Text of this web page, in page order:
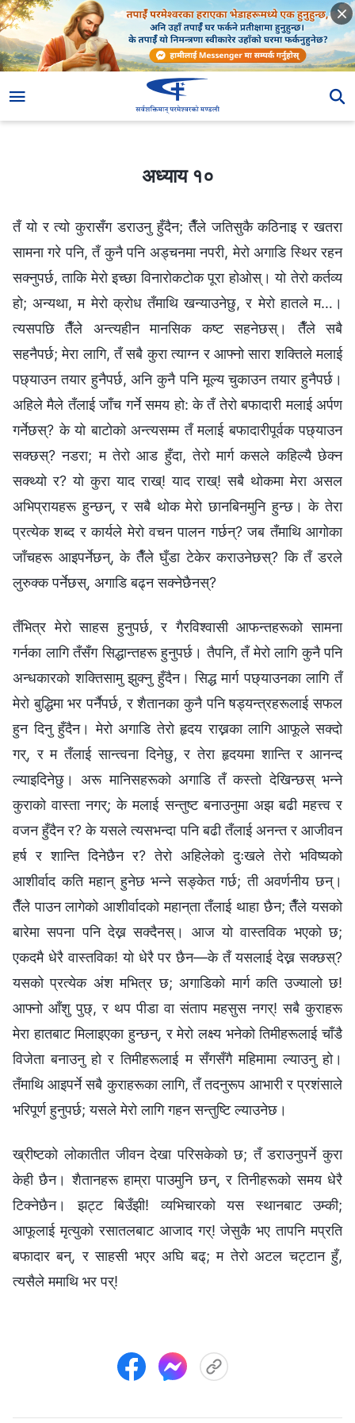
अध्याय १०
तँ यो र त्यो कुरासँग डराउनु हुँदैन; तैँले जतिसुकै कठिनाइ र खतरा
सामना गरे पनि, तँ कुनै पनि अड्चनमा नपरी, मेरो अगाडि स्थिर रहन
सक्नुपर्छ, ताकि मेरो इच्छा विनारोकटोक पूरा होओस्। यो तेरो कर्तव्य
हो; अन्यथा, म मेरो क्रोध तँमाथि खन्याउनेछु, र मेरो हातले म…।
त्यसपछि तैँले अन्त्यहीन मानसिक कष्ट सहनेछस्। तैँले सबै
सहनैपर्छ; मेरा लागि, तँ सबै कुरा त्याग्‍न र आफ्नो सारा शक्तिले मलाई
पछ्याउन तयार हुनैपर्छ, अनि कुनै पनि मूल्य चुकाउन तयार हुनैपर्छ।
अहिले मैले तँलाई जाँच गर्ने समय हो: के तँ तेरो बफादारी मलाई अर्पण
गर्नेछस्? के यो बाटोको अन्त्यसम्म तँ मलाई बफादारीपूर्वक पछ्याउन
सक्छस्? नडरा; म तेरो आड हुँदा, तेरो मार्ग कसले कहिल्यै छेक्न
सक्थ्यो र? यो कुरा याद राख्! याद राख्! सबै थोकमा मेरा असल
अभिप्रायहरू हुन्छन्, र सबै थोक मेरो छानबिनमुनि हुन्छ। के तेरा
प्रत्येक शब्द र कार्यले मेरो वचन पालन गर्छन्? जब तँमाथि आगोका
जाँचहरू आइपर्नेछन्, के तैँले घुँडा टेकेर कराउनेछस्? कि तँ डरले
लुरुक्क पर्नेछस्, अगाडि बढ्न सक्नेछैनस्?
तँभित्र मेरो साहस हुनुपर्छ, र गैरविश्‍वासी आफन्तहरूको सामना
गर्नका लागि तँसँग सिद्धान्तहरू हुनुपर्छ। तैपनि, तँ मेरो लागि कुनै पनि
अन्धकारको शक्तिसामु झुक्नु हुँदैन। सिद्ध मार्ग पछ्याउनका लागि तँ
मेरो बुद्धिमा भर पर्नैपर्छ, र शैतानका कुनै पनि षड्यन्त्रहरूलाई सफल
हुन दिनु हुँदैन। मेरो अगाडि तेरो हृदय राख्नका लागि आफूले सक्दो
गर्, र म तँलाई सान्त्वना दिनेछु, र तेरा हृदयमा शान्ति र आनन्द
ल्याइदिनेछु। अरू मानिसहरूको अगाडि तँ कस्तो देखिन्छस् भन्ने
कुराको वास्ता नगर्; के मलाई सन्तुष्ट बनाउनुमा अझ बढी महत्त्व र
वजन हुँदैन र? के यसले त्यसभन्दा पनि बढी तँलाई अनन्त र आजीवन
हर्ष र शान्ति दिनेछैन र? तेरो अहिलेको दुःखले तेरो भविष्यको
आशीर्वाद कति महान् हुनेछ भन्‍ने सङ्केत गर्छ; ती अवर्णनीय छन्।
तैँले पाउन लागेको आशीर्वादको महान्‌ता तँलाई थाहा छैन; तैँले यसको
बारेमा सपना पनि देख्न सक्दैनस्। आज यो वास्तविक भएको छ;
एकदमै धेरै वास्तविक! यो धेरै पर छैन—के तँ यसलाई देख्न सक्छस्?
यसको प्रत्येक अंश मभित्र छ; अगाडिको मार्ग कति उज्यालो छ!
आफ्‍नो आँशु पुछ्, र थप पीडा वा संताप महसुस नगर्! सबै कुराहरू
मेरा हातबाट मिलाइएका हुन्छन्, र मेरो लक्ष्य भनेको तिमीहरूलाई चाँडै
विजेता बनाउनु हो र तिमीहरूलाई म सँगसँगै महिमामा ल्याउनु हो।
तँमाथि आइपर्ने सबै कुराहरूका लागि, तँ तदनुरूप आभारी र प्रशंसाले
भरिपूर्ण हुनुपर्छ; यसले मेरो लागि गहन सन्तुष्टि ल्याउनेछ।
ख्रीष्टको लोकातीत जीवन देखा परिसकेको छ; तँ डराउनुपर्ने कुरा
केही छैन। शैतानहरू हाम्रा पाउमुनि छन्, र तिनीहरूको समय धेरै
टिक्नेछैन। झट्ट बिउँझी! व्यभिचारको यस स्थानबाट उम्की;
आफूलाई मृत्युको रसातलबाट आजाद गर्! जेसुकै भए तापनि मप्रति
बफादार बन्, र साहसी भएर अघि बढ्; म तेरो अटल चट्टान हुँ,
त्यसैले ममाथि भर पर्!